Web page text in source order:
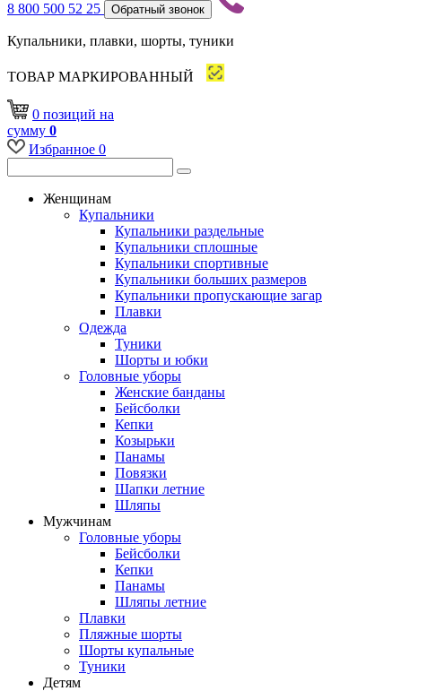
8 800 500 52 25 Обратный звонок
Купальники, плавки, шорты, туники
ТОВАР МАРКИРОВАННЫЙ
0 позиций на
сумму 0
Избранное 0
Женщинам
Купальники
Купальники раздельные
Купальники сплошные
Купальники спортивные
Купальники больших размеров
Купальники пропускающие загар
Плавки
Одежда
Туники
Шорты и юбки
Головные уборы
Женские банданы
Бейсболки
Кепки
Козырьки
Панамы
Повязки
Шапки летние
Шляпы
Мужчинам
Головные уборы
Бейсболки
Кепки
Панамы
Шляпы летние
Плавки
Пляжные шорты
Шорты купальные
Туники
Детям